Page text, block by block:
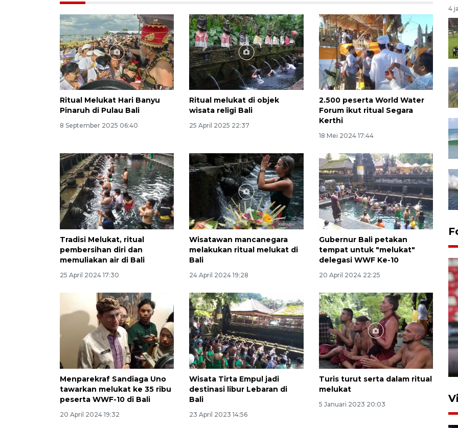
Ritual Melukat Hari Banyu
Pinaruh di Pulau Bali
8 September 2025 06:40
Ritual melukat di objek
wisata religi Bali
25 April 2025 22:37
2.500 peserta World Water
Forum ikut ritual Segara
Kerthi
18 Mei 2024 17:44
Tradisi Melukat, ritual
pembersihan diri dan
memuliakan air di Bali
25 April 2024 17:30
Wisatawan mancanegara
melakukan ritual melukat di
Bali
24 April 2024 19:28
Gubernur Bali petakan
tempat untuk "melukat"
delegasi WWF Ke-10
20 April 2024 22:25
Menparekraf Sandiaga Uno
tawarkan melukat ke 35 ribu
peserta WWF-10 di Bali
20 April 2024 19:32
Wisata Tirta Empul jadi
destinasi libur Lebaran di
Bali
23 April 2023 14:56
Turis turut serta dalam ritual
melukat
5 Januari 2023 20:03
4
Persib Bandung lolos ke final
setelah kalahkan Persija
Jakarta 2-1
4 Agustus 2026 20:10